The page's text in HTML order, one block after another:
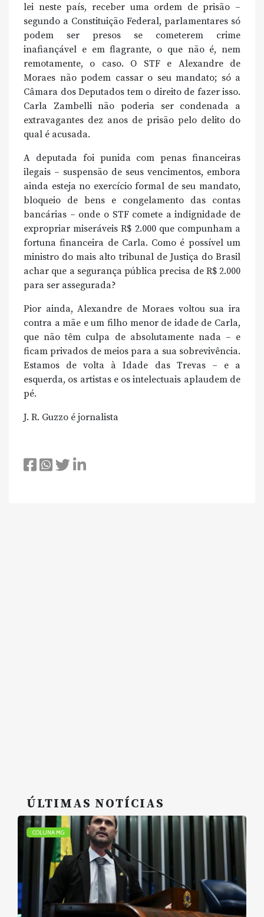
lei neste país, receber uma ordem de prisão –
segundo a Constituição Federal, parlamentares só
podem ser presos se cometerem crime
inafiançável e em flagrante, o que não é, nem
remotamente, o caso. O STF e Alexandre de
Moraes não podem cassar o seu mandato; só a
Câmara dos Deputados tem o direito de fazer isso.
Carla Zambelli não poderia ser condenada a
extravagantes dez anos de prisão pelo delito do
qual é acusada.
A deputada foi punida com penas financeiras
ilegais – suspensão de seus vencimentos, embora
ainda esteja no exercício formal de seu mandato,
bloqueio de bens e congelamento das contas
bancárias – onde o STF comete a indignidade de
expropriar miseráveis R$ 2.000 que compunham a
fortuna financeira de Carla. Como é possível um
ministro do mais alto tribunal de Justiça do Brasil
achar que a segurança pública precisa de R$ 2.000
para ser assegurada?
Pior ainda, Alexandre de Moraes voltou sua ira
contra a mãe e um filho menor de idade de Carla,
que não têm culpa de absolutamente nada – e
ficam privados de meios para a sua sobrevivência.
Estamos de volta à Idade das Trevas – e a
esquerda, os artistas e os intelectuais aplaudem de
pé.
J. R. Guzzo é jornalista
ÚLTIMAS NOTÍCIAS
COLUNA MG